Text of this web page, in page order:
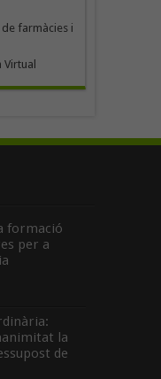
farmàcies i
formació
per a
la
de